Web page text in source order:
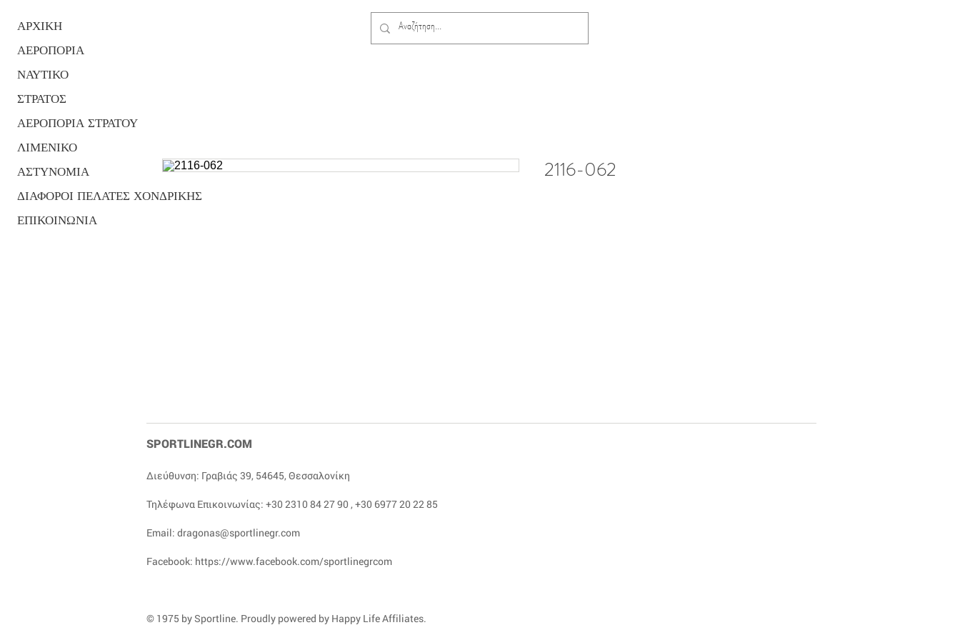
ΑΡΧΙΚΗ
ΑΕΡΟΠΟΡΙΑ
ΝΑΥΤΙΚΟ
ΣΤΡΑΤΟΣ
ΑΕΡΟΠΟΡΙΑ ΣΤΡΑΤΟΥ
ΛΙΜΕΝΙΚΟ
ΑΣΤΥΝΟΜΙΑ
ΔΙΑΦΟΡΟΙ ΠΕΛΑΤΕΣ ΧΟΝΔΡΙΚΗΣ
ΕΠΙΚΟΙΝΩΝΙΑ
2116-062
SPORTLINEGR.COM
Διεύθυνση: Γραβιάς 39, 54645, Θεσσαλονίκη
Τηλέφωνα Επικοινωνίας: +30 2310 84 27 90 , +30 6977 20 22 85
Email: dragonas@sportlinegr.com
Facebook: https://www.facebook.com/sportlinegrcom
© 1975 by Sportline. Proudly powered by Happy Life Affiliates.